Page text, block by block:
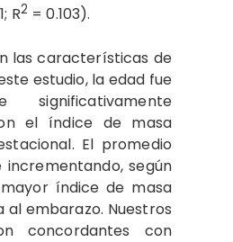
R2 = 0.103).
las características de
estudio, la edad fue
significativamente
el índice de masa
El promedio
incrementando, según
índice de masa
embarazo. Nuestros
concordantes con